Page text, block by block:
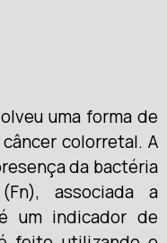
uma forma de
colorretal. A
da bactéria
associada a
um indicador de